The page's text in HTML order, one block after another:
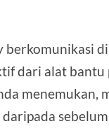
berkomunikasi
dari alat
menemukan,